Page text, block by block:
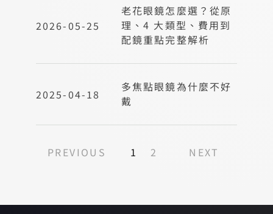
2026-05-25
老花眼鏡怎麼選？從原
理、4 大類型、費用到
配鏡重點完整解析
2025-04-18
多焦點眼鏡為什麼不好
戴
PREVIOUS 12 NEXT